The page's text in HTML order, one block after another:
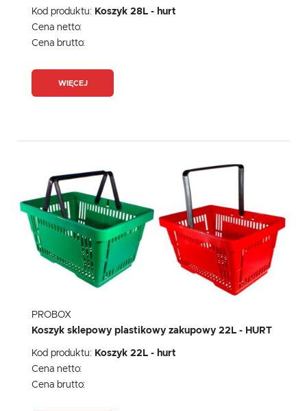
Kod produktu: Koszyk 28L - hurt
Cena netto:
Cena brutto:
WIĘCEJ
PROBOX
Koszyk sklepowy plastikowy zakupowy 22L - HURT
Kod produktu: Koszyk 22L - hurt
Cena netto:
Cena brutto: